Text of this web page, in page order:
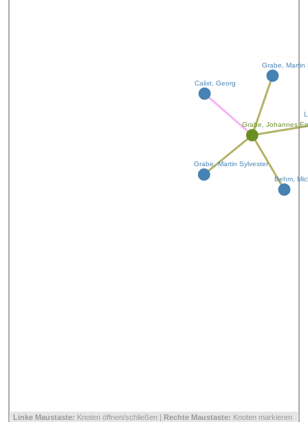
Grabe, Johannes
Grabe, Martin Sylvester
Behm,
Grabe,
Calixt, Georg
Linke Maustaste: Knoten öffnen/schließen | Rechte Maustaste: Knoten markieren